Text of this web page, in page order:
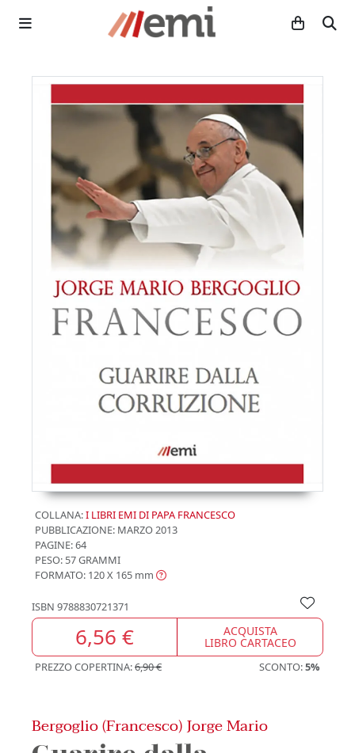
COLLANA:I LIBRI EMI DI PAPA FRANCESCO
PUBBLICAZIONE: MARZO 2013
PAGINE: 64
PESO: 57 GRAMMI
FORMATO: 120 X 165 mm
ISBN 9788830721371
6,56 € ACQUISTA
LIBRO CARTACEO
PREZZO COPERTINA:6,90 € SCONTO:5%
Bergoglio (Francesco) Jorge Mario